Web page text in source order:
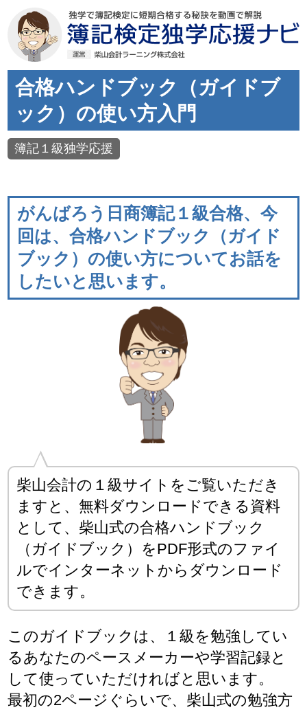
合格ハンドブック（ガイドブ
ック）の使い方入門
簿記１級独学応援
がんばろう日商簿記１級合格、今
回は、合格ハンドブック（ガイド
ブック）の使い方についてお話を
したいと思います。
柴山会計の１級サイトをご覧いただき
ますと、無料ダウンロードできる資料
として、柴山式の合格ハンドブック
（ガイドブック）をPDF形式のファイ
ルでインターネットからダウンロード
できます。
このガイドブックは、１級を勉強してい
るあなたのペースメーカーや学習記録と
して使っていただければと思います。
最初の2ページぐらいで、柴山式の勉強方